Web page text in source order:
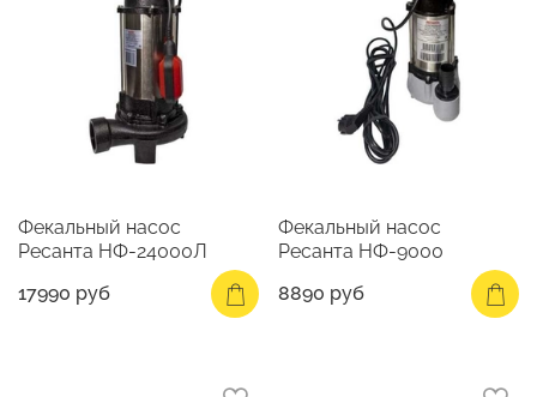
Фекальный насос
Ресанта НФ-24000Л
17990 руб
Фекальный насос
Ресанта НФ-9000
8890 руб